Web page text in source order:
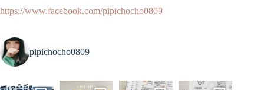
https://www.facebook.com/pipichocho0809
pipichocho0809